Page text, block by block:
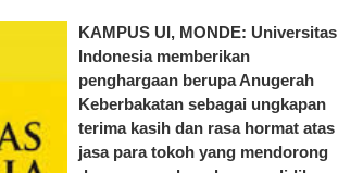
KAMPUS UI, MONDE: Universitas
Indonesia memberikan
penghargaan berupa Anugerah
Keberbakatan sebagai ungkapan
terima kasih dan rasa hormat atas
jasa para tokoh yang mendorong